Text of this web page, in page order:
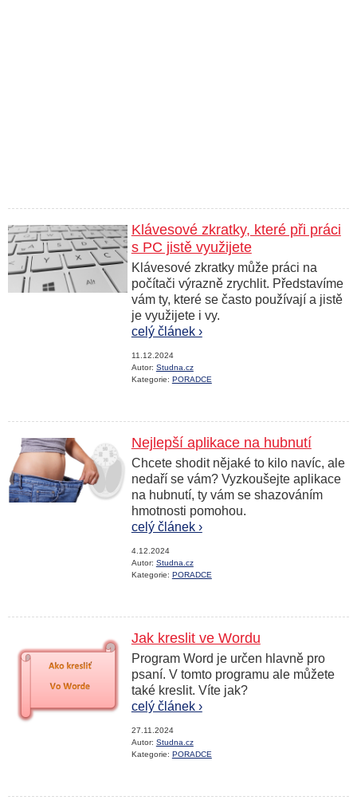
Klávesové zkratky, které při práci
s PC jistě využijete
Klávesové zkratky může práci na
počítači výrazně zrychlit. Představíme
vám ty, které se často používají a jistě
je využijete i vy.
celý článek ›
11.12.2024
Autor: Studna.cz
Kategorie: PORADCE
Nejlepší aplikace na hubnutí
Chcete shodit nějaké to kilo navíc, ale
nedaří se vám? Vyzkoušejte aplikace
na hubnutí, ty vám se shazováním
hmotnosti pomohou.
celý článek ›
4.12.2024
Autor: Studna.cz
Kategorie: PORADCE
Jak kreslit ve Wordu
Program Word je určen hlavně pro
psaní. V tomto programu ale můžete
také kreslit. Víte jak?
celý článek ›
27.11.2024
Autor: Studna.cz
Kategorie: PORADCE